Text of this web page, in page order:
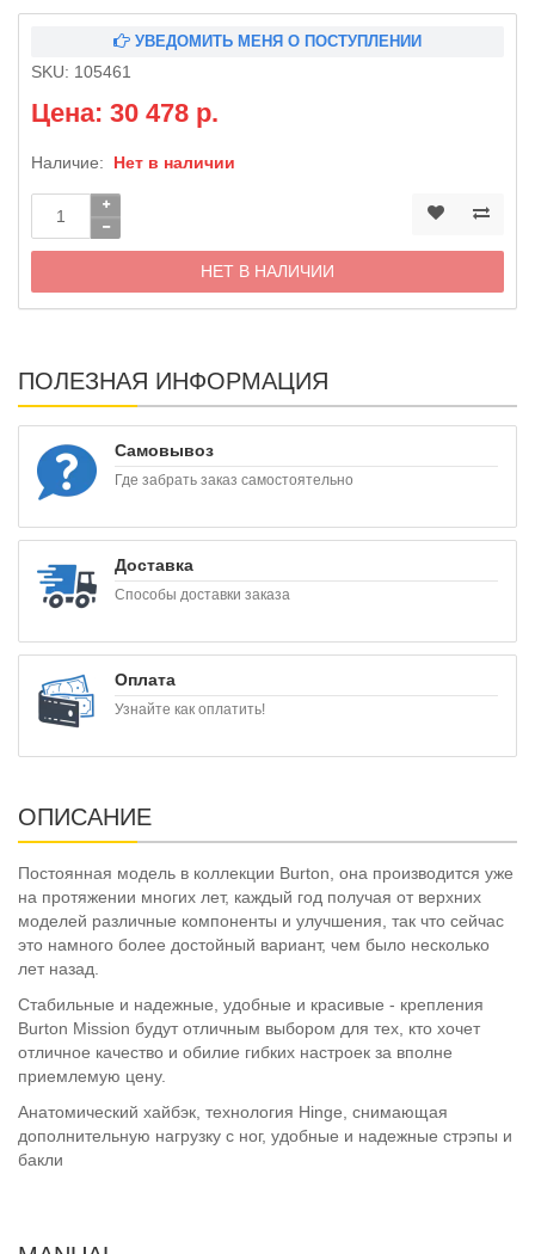
УВЕДОМИТЬ МЕНЯ О ПОСТУПЛЕНИИ
SKU: 105461
Цена: 30 478 р.
Наличие: Нет в наличии
НЕТ В НАЛИЧИИ
ПОЛЕЗНАЯ ИНФОРМАЦИЯ
Самовывоз
Где забрать заказ самостоятельно
Доставка
Способы доставки заказа
Оплата
Узнайте как оплатить!
ОПИСАНИЕ
Постоянная модель в коллекции Burton, она производится уже
на протяжении многих лет, каждый год получая от верхних
моделей различные компоненты и улучшения, так что сейчас
это намного более достойный вариант, чем было несколько
лет назад.
Стабильные и надежные, удобные и красивые - крепления
Burton Mission будут отличным выбором для тех, кто хочет
отличное качество и обилие гибких настроек за вполне
приемлемую цену.
Анатомический хайбэк, технология Hinge, снимающая
дополнительную нагрузку с ног, удобные и надежные стрэпы и
бакли